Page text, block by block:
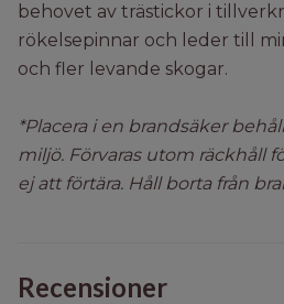
behovet av trästickor i
rökelsepinnar och leder till
och fler levande skogar.
*Placera i en brandsäker
miljö. Förvaras utom räckhåll
ej att förtära. Håll borta från
Recensioner